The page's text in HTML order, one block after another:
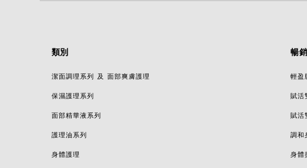
類別
潔面調理系列 及 面部爽膚護理
保濕護理系列
面部精華液系列
護理油系列
身體護理
暢
輕盈
賦活
賦活
調和
身體